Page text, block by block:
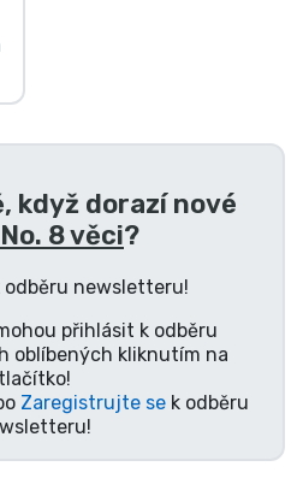
když dorazí nové
8 věci?
odběru newsletteru!
přihlásit k odběru
oblíbených kliknutím na
tlačítko!
Zaregistrujte sek odběru